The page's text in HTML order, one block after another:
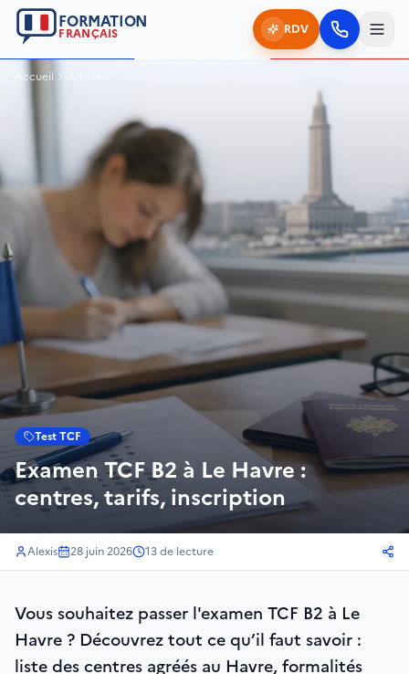
FORMATION
FRANÇAIS RDV
Accueil
Test TCF
Examen TCF B2 à Le Havre :
centres, tarifs, inscription
Alexis 28 juin 2026 13de lecture
Vous souhaitez passer l'examen TCF B2 à Le
Havre ? Découvrez tout ce qu’il faut savoir :
liste des centres agréés au Havre, formalités